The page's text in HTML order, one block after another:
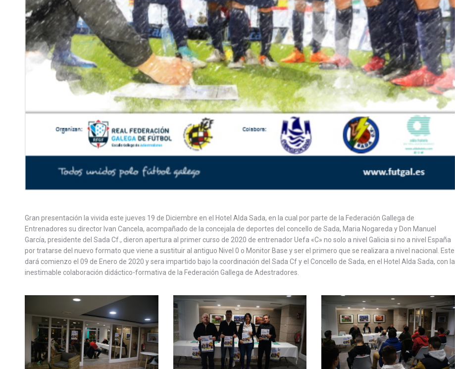
Gran presentación la vivida este jueves 19 de Diciembre en el Hotel Alda Sada, en la cual por parte de la Federación Gallega de
Entrenadores su director Ivan Cancela, acompañado de la concejala de deportes del concello de Sada, Maria Nogareda y Don Manuel
García, presidente del Sada Cf., dieron apertura al primer curso de 2020 de entrenador Uefa «C» no solo a nivel Galicia si no a nivel España
por tratarse del nuevo formato que viene a sustituir al antiguo Nivel 0 o Monitor Base y ser el primero que se realizara a nivel nacional. Este
dará comienzo el 09 de Enero de 2020 y sera impartido bajo la coordinación del Sada Cf y el Concello de Sada, en el Hotel Alda Sada, con la
inestimable colaboración didáctico-formativa de la Federación Gallega de Adestradores.